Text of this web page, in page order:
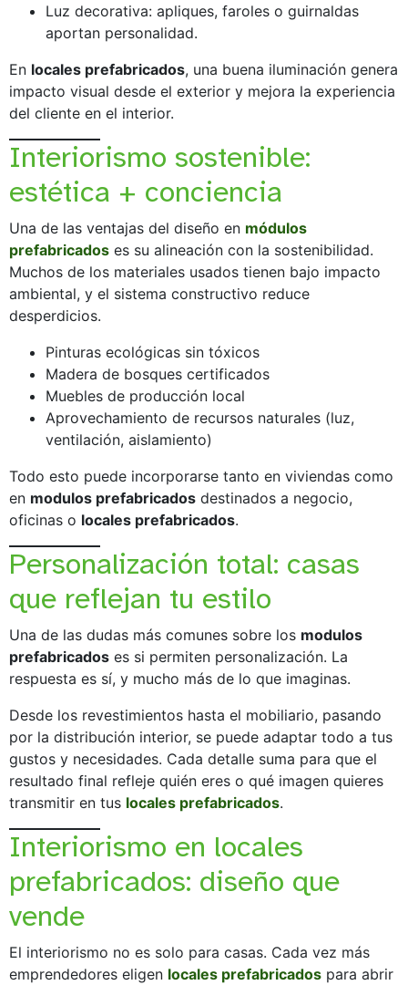
Luz decorativa: apliques, faroles o guirnaldas
aportan personalidad.
En locales prefabricados, una buena iluminación genera
impacto visual desde el exterior y mejora la experiencia
del cliente en el interior.
Interiorismo sostenible:
estética + conciencia
Una de las ventajas del diseño en módulos
prefabricados es su alineación con la sostenibilidad.
Muchos de los materiales usados tienen bajo impacto
ambiental, y el sistema constructivo reduce
desperdicios.
Pinturas ecológicas sin tóxicos
Madera de bosques certificados
Muebles de producción local
Aprovechamiento de recursos naturales (luz,
ventilación, aislamiento)
Todo esto puede incorporarse tanto en viviendas como
en modulos prefabricados destinados a negocio,
oficinas o locales prefabricados.
Personalización total: casas
que reflejan tu estilo
Una de las dudas más comunes sobre los modulos
prefabricados es si permiten personalización. La
respuesta es sí, y mucho más de lo que imaginas.
Desde los revestimientos hasta el mobiliario, pasando
por la distribución interior, se puede adaptar todo a tus
gustos y necesidades. Cada detalle suma para que el
resultado final refleje quién eres o qué imagen quieres
transmitir en tus locales prefabricados.
Interiorismo en locales
prefabricados: diseño que
vende
El interiorismo no es solo para casas. Cada vez más
emprendedores eligen locales prefabricados para abrir